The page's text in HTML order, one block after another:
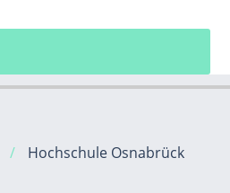
/ Hochschule Osnabrück